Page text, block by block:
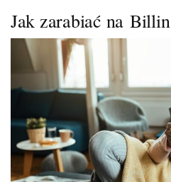
Jak zarabiać na Billin